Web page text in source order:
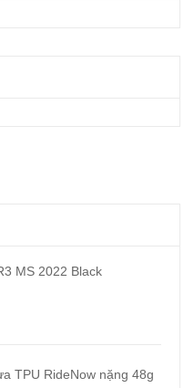
MS 2022 Black
TPU RideNow nặng 48g